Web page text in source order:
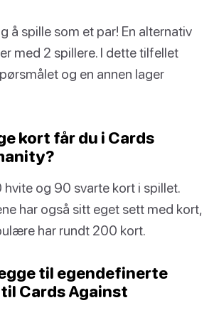
å spille som et par! En alternativ
med 2 spillere. I dette tilfellet
og en annen lager
kort får du i Cards
og 90 svarte kort i spillet.
har også sitt eget sett med kort,
har rundt 200 kort.
til egendefinerte
Cards Against